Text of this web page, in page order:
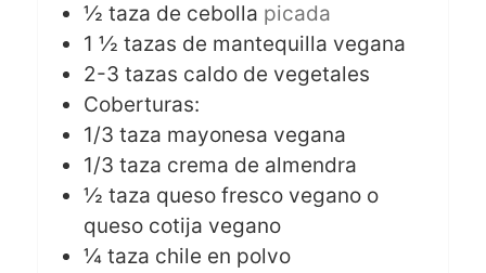
½ taza de cebolla picada
1 ½ tazas de mantequilla vegana
2-3 tazas caldo de vegetales
Coberturas:
1/3 taza mayonesa vegana
1/3 taza crema de almendra
½ taza queso fresco vegano o
queso cotija vegano
¼ taza chile en polvo